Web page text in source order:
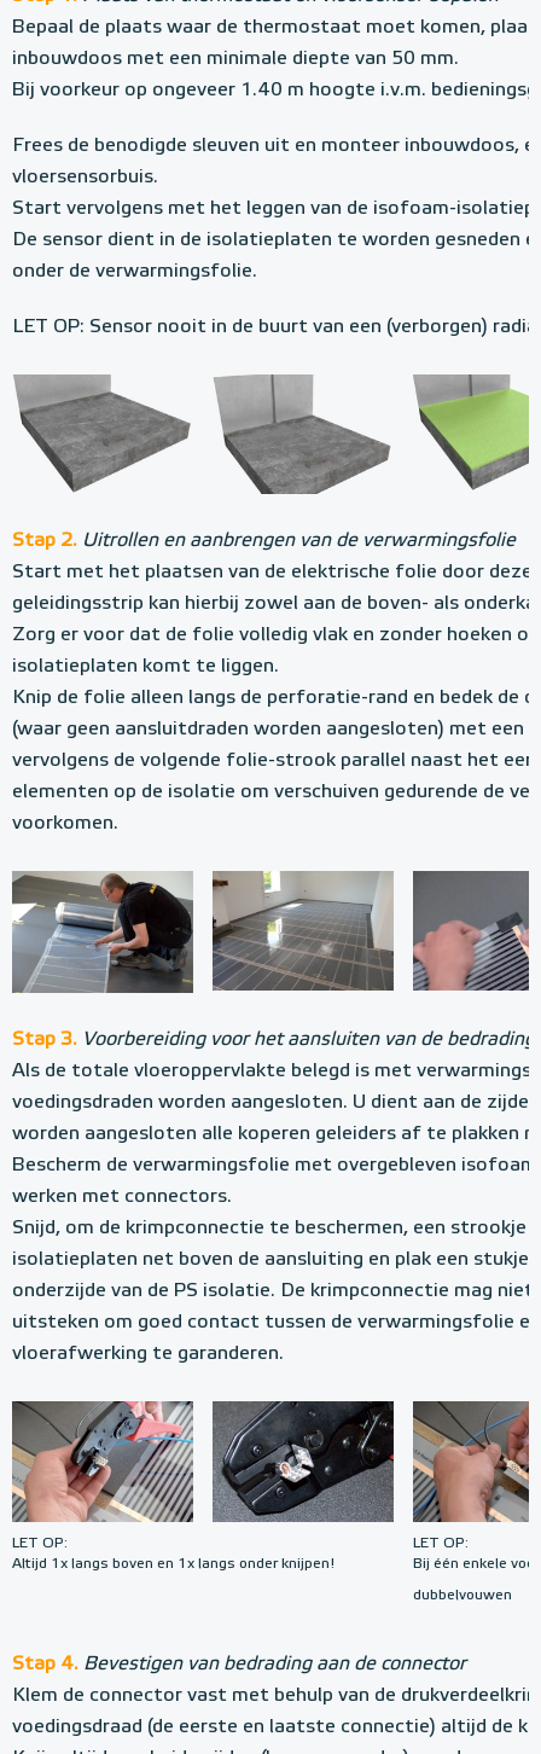
Bepaal de plaats waar de thermostaat moet komen,
inbouwdoos met een minimale diepte van 50 mm.
Bij voorkeur op ongeveer 1.40 m hoogte i.v.m.
Frees de benodigde sleuven uit en monteer inbouwdoos,
vloersensorbuis.
Start vervolgens met het leggen van de isofoam-
De sensor dient in de isolatieplaten te worden gesneden
onder de verwarmingsfolie.
LET OP: Sensor nooit in de buurt van een (verborgen)
Stap 2. Uitrollen en aanbrengen van de verwarmingsfolie
Start met het plaatsen van de elektrische folie door deze
geleidingsstrip kan hierbij zowel aan de boven- als
Zorg er voor dat de folie volledig vlak en zonder hoeken
isolatieplaten komt te liggen.
Knip de folie alleen langs de perforatie-rand en bedek de
(waar geen aansluitdraden worden aangesloten) met een
vervolgens de volgende folie-strook parallel naast het
elementen op de isolatie om verschuiven gedurende de
voorkomen.
Stap 3. Voorbereiding voor het aansluiten van de
Als de totale vloeroppervlakte belegd is met
voedingsdraden worden aangesloten. U dient aan de zijde
worden aangesloten alle koperen geleiders af te plakken
Bescherm de verwarmingsfolie met overgebleven
werken met connectors.
Snijd, om de krimpconnectie te beschermen, een strookje
isolatieplaten net boven de aansluiting en plak een stukje
onderzijde van de PS isolatie. De krimpconnectie mag
uitsteken om goed contact tussen de verwarmingsfolie
vloerafwerking te garanderen.
LET OP:
Altijd 1x langs boven en 1x langs onder knijpen!
LET OP:
Bij één enkele
dubbelvouwen
Stap 4. Bevestigen van bedrading aan de connector
Klem de connector vast met behulp van de
voedingsdraad (de eerste en laatste connectie) altijd de